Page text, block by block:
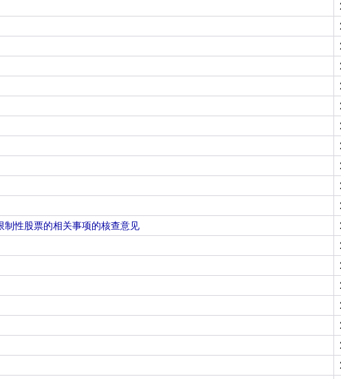
性股票的相关事项的核查意见